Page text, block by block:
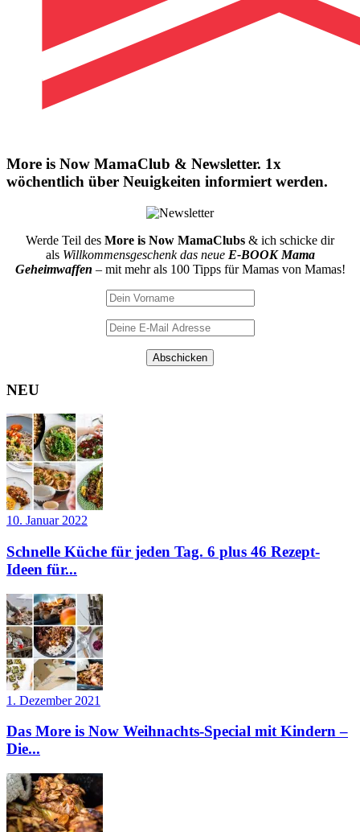
More is Now MamaClub & Newsletter. 1x
wöchentlich über Neuigkeiten informiert werden.
Werde Teil des More is Now MamaClubs & ich schicke dir
als Willkommensgeschenk das neue E-BOOK Mama
Geheimwaffen – mit mehr als 100 Tipps für Mamas von Mamas!
NEU
10. Januar 2022
Schnelle Küche für jeden Tag. 6 plus 46 Rezept-
Ideen für...
1. Dezember 2021
Das More is Now Weihnachts-Special mit Kindern –
Die...